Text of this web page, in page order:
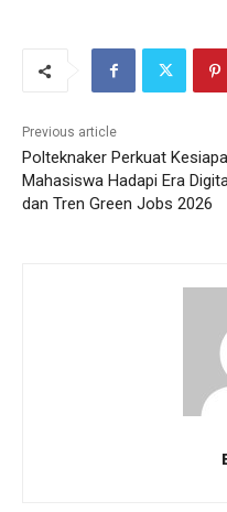
Previous article
Polteknaker Perkuat
Mahasiswa Hadapi Era
dan Tren Green Jobs 2026